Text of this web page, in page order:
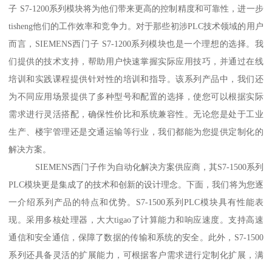
子 S7-1200系列模块将为他们带来更高的控制精度和可靠性，进一步
tisheng他们的工作效率和竞争力。对于那些初涉PLC技术领域的用户
而言，SIEMENS西门子 S7-1200系列模块也是一个理想的选择。我
们提供的技术支持，帮助用户快速掌握实际应用技巧，并通过在线
培训和实践课程提供针对性的培训和指导。该系列产品中，我们还
为不同应用场景提供了多种型号和配置的选择，使您可以根据实际
需求进行灵活搭配，确保性价比和系统兼容性。无论您是处于工业
生产、楼宇管理还是交通运输等行业，我们都能为您提供定制化的
解决方案。
SIEMENS西门子作为自动化解决方案供应商，其S7-1500系列
PLC模块更是集成了的技术和创新的设计理念。下面，我们将为您逐
一介绍系列产品的特点和优势。S7-1500系列PLC模块具有性能表
现。采用多核处理器，大大tigao了计算能力和响应速度。支持高速
通信和安全通信，保障了数据的传输和系统的安全。此外，S7-1500
系列还具备灵活的扩展能力，可根据客户需求进行定制化扩展，满